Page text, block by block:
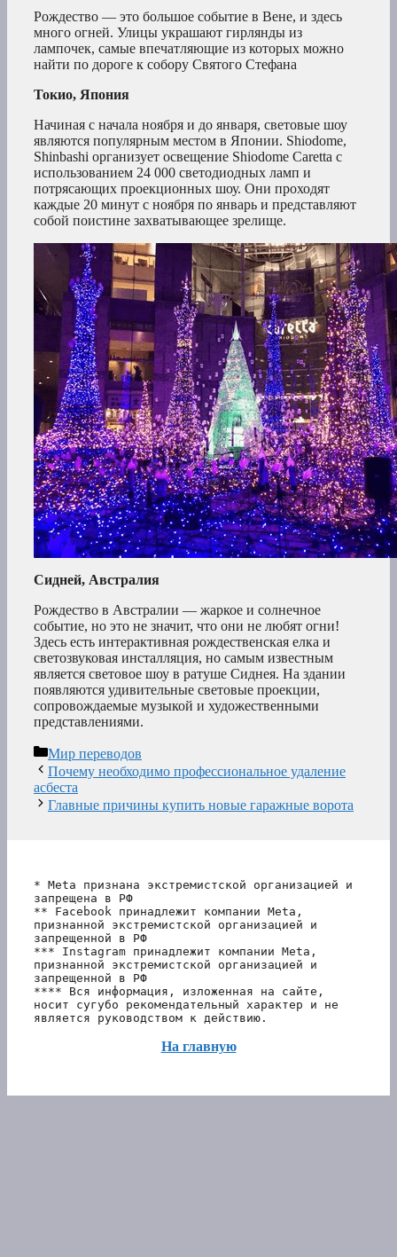
Рождество — это большое событие в Вене, и здесь
много огней. Улицы украшают гирлянды из
лампочек, самые впечатляющие из которых можно
найти по дороге к собору Святого Стефана
Токио, Япония
Начиная с начала ноября и до января, световые шоу
являются популярным местом в Японии. Shiodome,
Shinbashi организует освещение Shiodome Caretta с
использованием 24 000 светодиодных ламп и
потрясающих проекционных шоу. Они проходят
каждые 20 минут с ноября по январь и представляют
собой поистине захватывающее зрелище.
Сидней, Австралия
Рождество в Австралии — жаркое и солнечное
событие, но это не значит, что они не любят огни!
Здесь есть интерактивная рождественская елка и
светозвуковая инсталляция, но самым известным
является световое шоу в ратуше Сиднея. На здании
появляются удивительные световые проекции,
сопровождаемые музыкой и художественными
представлениями.
Рубрики
Мир переводов
Почему необходимо профессиональное удаление
асбеста
Главные причины купить новые гаражные ворота
* Meta признана экстремистской организацией и
запрещена в РФ
** Facebook принадлежит компании Meta,
признанной экстремистской организацией и
запрещенной в РФ
*** Instagram принадлежит компании Meta,
признанной экстремистской организацией и
запрещенной в РФ
**** Вся информация, изложенная на сайте,
носит сугубо рекомендательный характер и не
является руководством к действию.
На главную